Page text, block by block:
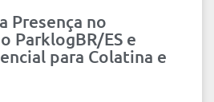
Presença no
ParklogBR/ES e
para Colatina e